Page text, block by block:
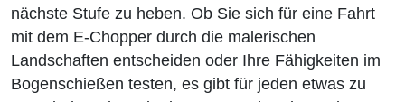
nächste Stufe zu heben. Ob Sie sich für eine Fahrt
mit dem E-Chopper durch die malerischen
Landschaften entscheiden oder Ihre Fähigkeiten im
Bogenschießen testen, es gibt für jeden etwas zu